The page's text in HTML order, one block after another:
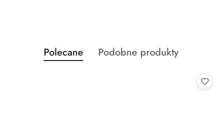
Pomiń karuzelę produktów
Produkty
o
Polecane
Produkty
Podobne produkty